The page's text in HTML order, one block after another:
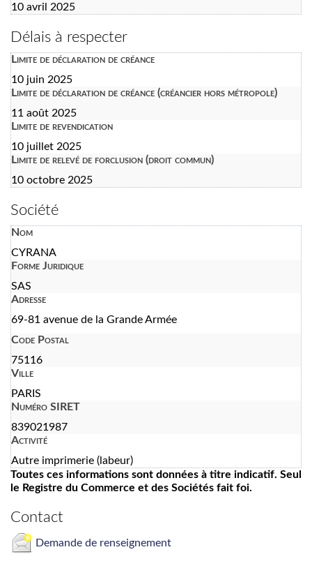
10 avril 2025
Délais à respecter
Limite de déclaration de créance
10 juin 2025
Limite de déclaration de créance (créancier hors métropole)
11 août 2025
Limite de revendication
10 juillet 2025
Limite de relevé de forclusion (droit commun)
10 octobre 2025
Société
Nom
CYRANA
Forme Juridique
SAS
Adresse
69-81 avenue de la Grande Armée
Code Postal
75116
Ville
PARIS
Numéro SIRET
839021987
Activité
Autre imprimerie (labeur)
Toutes ces informations sont données à titre indicatif. Seul
le Registre du Commerce et des Sociétés fait foi.
Contact
Demande de renseignement